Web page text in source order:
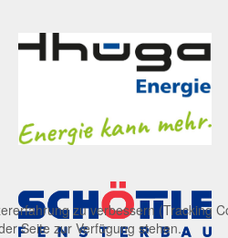
zu verbessern (Tracking
Seite zur Verfügung stehen.